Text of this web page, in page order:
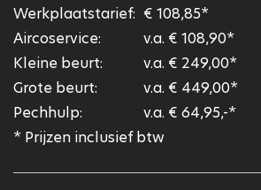
Werkplaatstarief: € 108,85*
Aircoservice:
v.a. € 108,90*
Kleine beurt:
v.a. € 249,00*
Grote beurt:
v.a. € 449,00*
Pechhulp:
v.a. € 64,95,-*
* Prijzen inclusief btw